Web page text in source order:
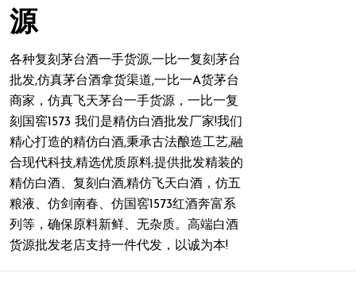
源
各种复刻茅台酒一手货源,一比一复刻茅台
批发,仿真茅台酒拿货渠道,一比一A货茅台
商家，仿真飞天茅台一手货源，一比一复
刻国窖1573 我们是精仿白酒批发厂家!我们
精心打造的精仿白酒,秉承古法酿造工艺,融
合现代科技,精选优质原料;提供批发精装的
精仿白酒、复刻白酒,精仿飞天白酒，仿五
粮液、仿剑南春、仿国窖1573红酒奔富系
列等，确保原料新鲜、无杂质。高端白酒
货源批发老店支持一件代发，以诚为本!